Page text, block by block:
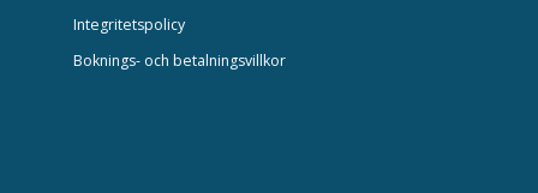
Integritetspolicy
Boknings- och betalningsvillkor